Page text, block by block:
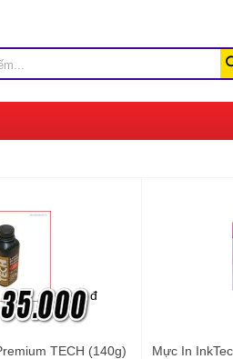
đ
TECH (140g) Mực In